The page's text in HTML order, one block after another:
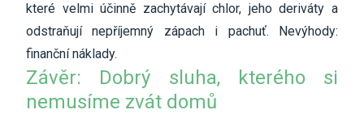
které velmi účinně zachytávají chlor, jeho deriváty a
odstraňují nepříjemný zápach i pachuť. Nevýhody:
finanční náklady.
Závěr: Dobrý sluha, kterého si
nemusíme zvát domů